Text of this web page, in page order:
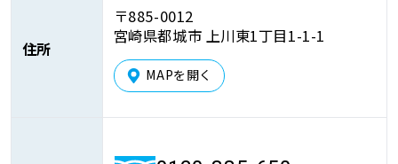
企業情報 採用情報
0120-733-500
住所
〒885-0012
宮崎県都城市 上川東1丁目1-1-1
MAPを開く